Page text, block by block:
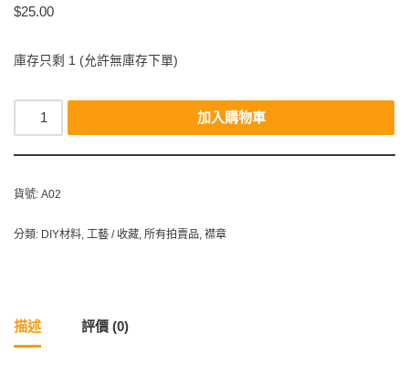
$25.00
庫存只剩 1 (允許無庫存下單)
加入購物車
貨號: A02
分類: DIY材料 工藝 / 收藏 所有拍賣品 襟章
描述 評價 (0)